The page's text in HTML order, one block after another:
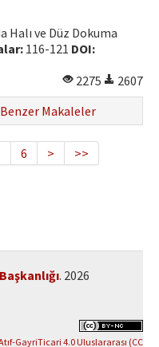
Halı ve Düz Dokuma
116-121 DOI:
2275
2607
Benzer Makaleler
6 > >>
. 2026
GayriTicari 4.0 Uluslararası (CC